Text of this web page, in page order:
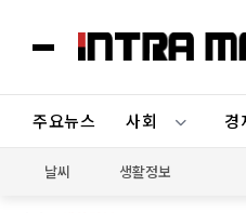
주요뉴스 사회 경
날씨 생활정보